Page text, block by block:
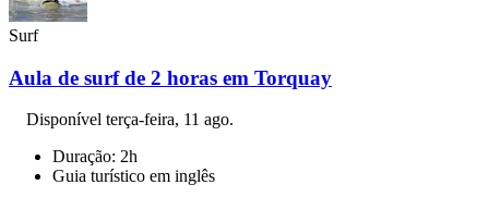
Surf
Aula de surf de 2 horas em Torquay
Disponível terça-feira, 11 ago.
Duração: 2h
Guia turístico em inglês